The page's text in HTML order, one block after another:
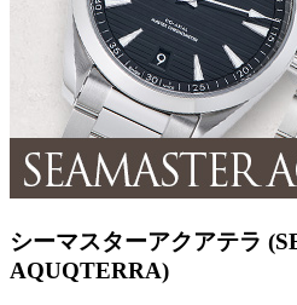
シーマスターアクアテラ
AQUQTERRA)